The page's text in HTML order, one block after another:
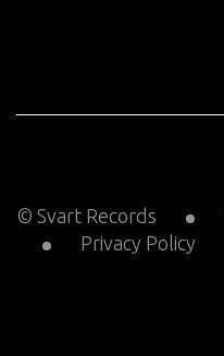
© Svart Records
Privacy Policy